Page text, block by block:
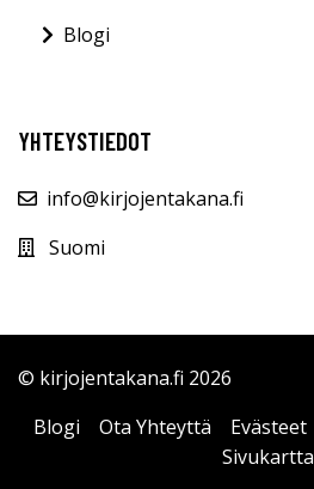
Blogi
YHTEYSTIEDOT
info@kirjojentakana.fi
Suomi
© kirjojentakana.fi 2026
Blogi
Ota Yhteyttä Evästeet
Sivukartta